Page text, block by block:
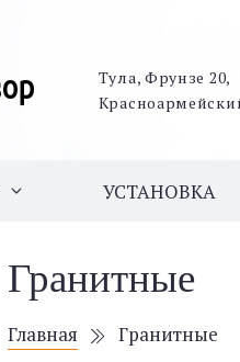
Тула, Фрунзе 20,
УСТАНОВКА
Гранитные
Главная Гранитные